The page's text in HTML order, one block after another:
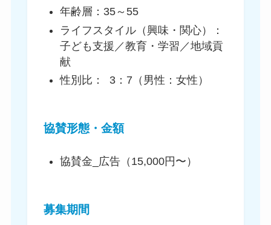
年齢層：35～55
ライフスタイル（興味・関心）：
子ども支援／教育・学習／地域貢
献
性別比：
3：7（男性：女性）
協賛形態・金額
協賛金_広告（15,000円〜）
募集期間